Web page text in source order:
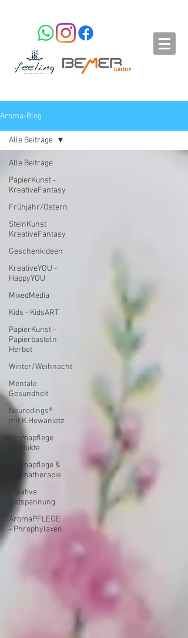
Aroma-Blog
Alle Beiträge
PapierKunst -
KreativeFantasy
Frühjahr/Ostern
SteinKunst
KreativeFantasy
Geschenkideen
KreativeYOU -
HappyYOU
MixedMedia
Kids - KidsART
PapierKunst -
Papierbasteln
Herbst
Winter/Weihnacht
Mentale
Gesundheit
Neurodings®
mit K.Howanietz
Aromapflege
Produkte
Aromapflege &
Aromatherapie
kreative
Entspannung
AromaPFLEGE
- Phrophylaxen
Alle Beiträge